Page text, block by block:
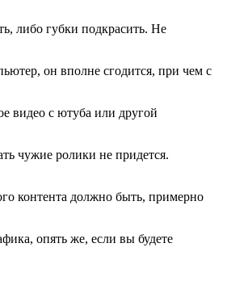
либо губки подкрасить. Не
он вполне сгодится, при чем с
видео с ютуба или другой
чужие ролики не придется.
контента должно быть, примерно
опять же, если вы будете